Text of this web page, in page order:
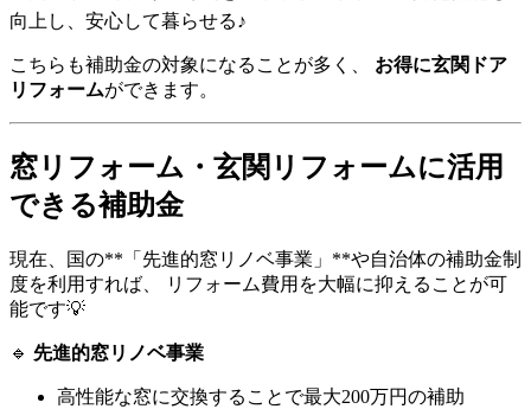
向上し、安心して暮らせる♪
こちらも補助金の対象になることが多く、 お得に玄関ドア
リフォームができます。
窓リフォーム・玄関リフォームに活用
できる補助金
現在、国の**「先進的窓リノベ事業」**や自治体の補助金制
度を利用すれば、 リフォーム費用を大幅に抑えることが可
能です💡
🔹 先進的窓リノベ事業
高性能な窓に交換することで最大200万円の補助